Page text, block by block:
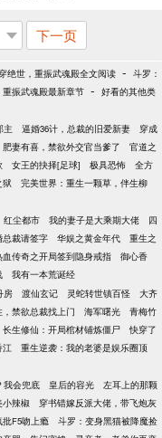
下一页
绝世，重振武魂殿全文阅读 - 斗罗：
振武魂殿最新章节 - 好看的其他类
主 逼婚36计，总裁的旧爱新妻
穿成
肥妻有喜，禁欲外交官当爹了
官道之
女王的抉择[足球] 极具恐怖
全方
狱
完美世界：重生一颗草，伴生柳
红尘都市 我的妻子是大乘期大佬
四
总裁请签字 华娱之黄金年代
重生之
血传奇之开局签到隐身戒指
御心香
我有一本荒诞经
房 渡仙玄记 灵蛇转世镇百怪
大齐
禁欲总裁找上门 海军曙光
青梅竹
长生修仙：开局棺材铺炼僵尸
快穿了
江
重生逆袭：我的老婆是娱乐圈顶
我会兜底 皇后的容光
左耳上的那颗
辣椒
穿书错嫁反派大佬，带飞炮灰
F5吻上瘾
斗罗：变身黑猫被降魔捡